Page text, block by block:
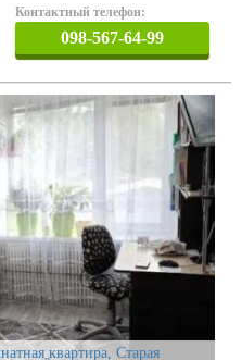
Контактный телефон:
098-567-64-99
квартира, Старая